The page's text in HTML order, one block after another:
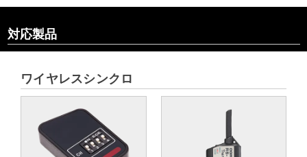
対応製品
ワイヤレスシンクロ